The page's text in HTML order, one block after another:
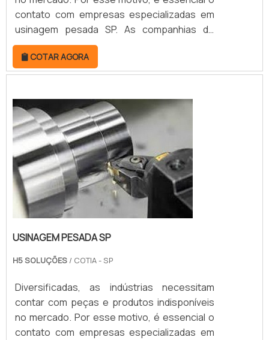
contato com empresas especializadas em
usinagem pesada SP. As companhias de
usinagem pesada são as responsáveis pela
elaboração em metal de componentes
robustos. Para isso, seguem as
projetos detalhados, garantindo a entrega
de peças exclusivas e funcionais. MAIS
DETALHES S...
COTAR AGORA
USINAGEM PESADA SP
H5 SOLUÇÕES / COTIA - SP
Diversificadas, as indústrias necessitam
contar com peças e produtos indisponíveis
no mercado. Por esse motivo, é essencial o
contato com empresas especializadas em